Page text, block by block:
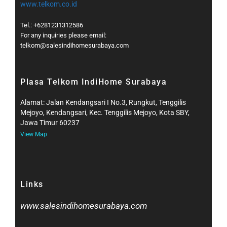
www.telkom.co.id
Tel.: +6281231312586
For any inquiries please email:
telkom@salesindihomesurabaya.com​
Plasa Telkom IndiHome Surabaya
Alamat: Jalan Kendangsari I No.3, Rungkut, Tenggilis
Mejoyo, Kendangsari, Kec. Tenggilis Mejoyo, Kota SBY,
Jawa Timur 60237
View Map
Links
www.salesindihomesurabaya.com​